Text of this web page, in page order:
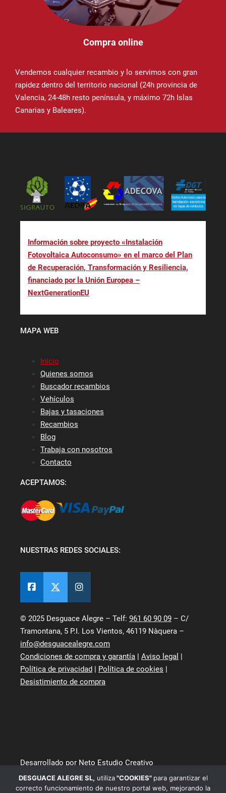
Compra online
Vendemos cualquier recambio y lo servimos con gran
rapidez dentro del territorio nacional (24h provincia de
Valencia, 24-48h resto península, y máximo 72h Islas
Canarias y Baleares).
Información sobre proyecto «Instalación
Fotovoltaica Autoconsumo» en el marco del Plan
de Recuperación, Transformación y Resiliencia,
financiado por la Unión Europea –
NextGenerationEU
MAPA WEB
Inicio
Quienes somos
Buscador recambios
Vehículos
Bajas y tasaciones
Recambios
Blog
Trabaja con nosotros
Contacto
ACEPTAMOS:
NUESTRAS REDES SOCIALES:
© 2025 Desguace Alegre – Telf: 961 60 90 09 – C/
Tramontana, 5 P.I. Los Vientos, 46119 Nàquera –
info@desguacealegre.com
Condiciones de compra y garantía | Aviso legal |
Política de privacidad | Política de cookies |
Desistimiento de compra
Desarrollado por Neto Estudio Creativo
DESGUACE ALEGRE SL, utiliza"COOKIES" para garantizar el
correcto funcionamiento de nuestro portal web, mejorando la